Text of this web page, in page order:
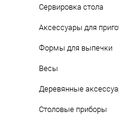
Сервировка стола
Аксессуары для
Формы для выпечки
Весы
Деревянные
Столовые приборы